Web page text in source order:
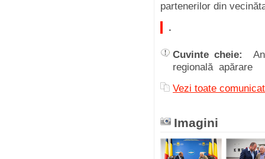
partenerilor din
.
Cuvinte cheie:
regională apărare
Vezi toate
Imagini